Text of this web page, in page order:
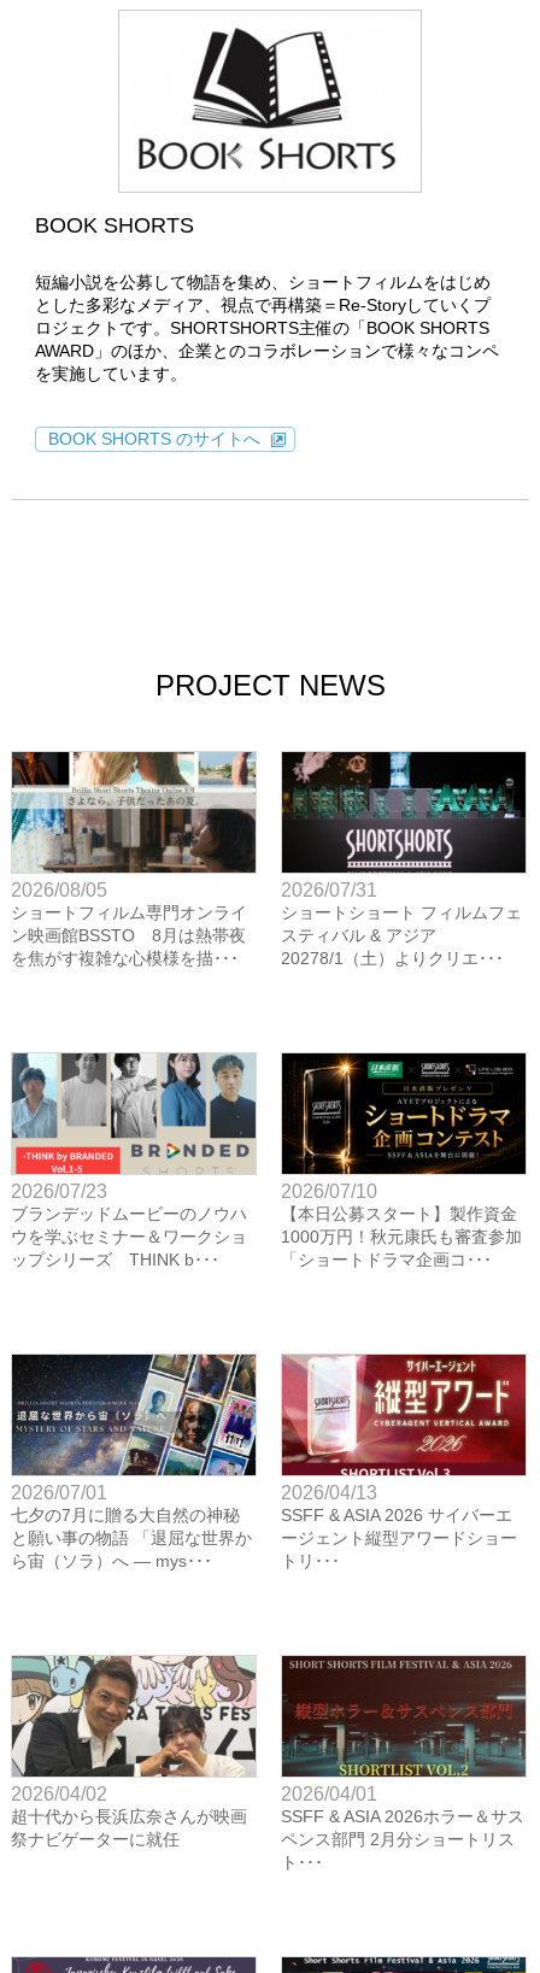
BOOK SHORTS
短編小説を公募して物語を集め、ショートフィルムをはじめ
とした多彩なメディア、視点で再構築＝Re-Storyしていくプ
ロジェクトです。SHORTSHORTS主催の「BOOK SHORTS
AWARD」のほか、企業とのコラボレーションで様々なコンペ
を実施しています。
BOOK SHORTS のサイトへ
PROJECT NEWS
2026/08/05
ショートフィルム専門オンライ
ン映画館BSSTO 8月は熱帯夜
を焦がす複雑な心模様を描･･･
2026/07/31
ショートショート フィルムフェ
スティバル & アジア
20278/1（土）よりクリエ･･･
2026/07/23
ブランデッドムービーのノウハ
ウを学ぶセミナー＆ワークショ
ップシリーズ THINK b･･･
2026/07/10
【本日公募スタート】製作資金
1000万円！秋元康氏も審査参加
「ショートドラマ企画コ･･･
2026/07/01
七夕の7月に贈る大自然の神秘
と願い事の物語 「退屈な世界か
ら宙（ソラ）へ ― mys･･･
2026/04/13
SSFF & ASIA 2026 サイバーエ
ージェント縦型アワードショー
トリ･･･
2026/04/02
超十代から長浜広奈さんが映画
祭ナビゲーターに就任
2026/04/01
SSFF & ASIA 2026ホラー＆サス
ペンス部門 2月分ショートリス
ト･･･